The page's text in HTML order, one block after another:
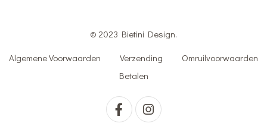
© 2023 Bietini Design.
Algemene Voorwaarden
Verzending
Omruilvoorwaarden
Betalen